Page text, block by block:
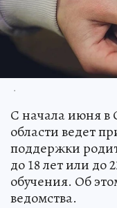
.
С начала июня в
области ведет
поддержки
до 18 лет или до
обучения. Об
ведомства.